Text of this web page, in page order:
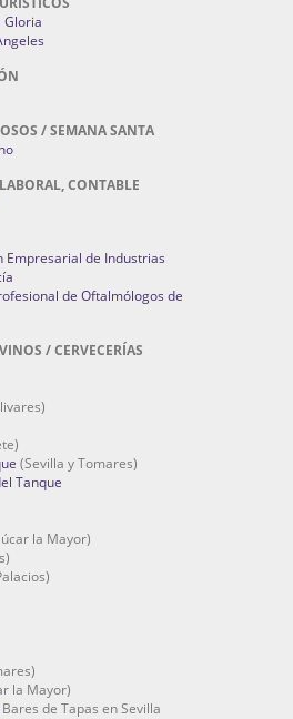
Gloria
/ SEMANA SANTA
CONTABLE
Empresarial de Industrias
de Oftalmólogos de
/ CERVECERÍAS
(Sevilla y Tomares)
Tanque
la Mayor)
la Mayor)
Bares de Tapas en Sevilla